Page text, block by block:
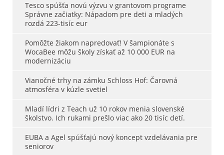
Tesco spúšťa novú výzvu v grantovom programe
Správne začiatky: Nápadom pre deti a mladých
rozdá 223-tisíc eur
Pomôžte žiakom napredovať! V šampionáte s
WocaBee môžu školy získať až 10 000 EUR na
modernizáciu
Vianočné trhy na zámku Schloss Hof: Čarovná
atmosféra v kúzle svetiel
Mladí lídri z Teach už 10 rokov menia slovenské
školstvo. Ich rukami prešlo viac ako 20 tisíc detí.
EUBA a Agel spúšťajú nový koncept vzdelávania pre
seniorov